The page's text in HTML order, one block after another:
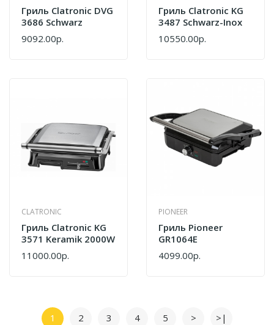
Гриль Clatronic DVG
3686 Schwarz
9092.00р.
Гриль Clatronic KG
3487 Schwarz-Inox
10550.00р.
CLATRONIC
Гриль Clatronic KG
3571 Keramik 2000W
11000.00р.
PIONEER
Гриль Pioneer
GR1064E
4099.00р.
1 2 3 4 5 > >|